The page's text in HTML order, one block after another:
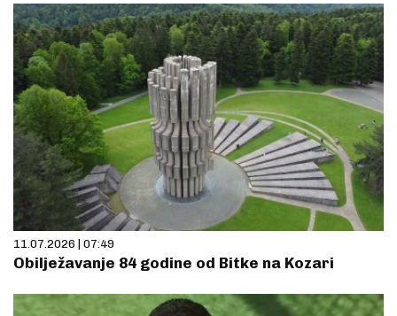
11.07.2026 | 07:49
Obilježavanje 84 godine od Bitke na Kozari